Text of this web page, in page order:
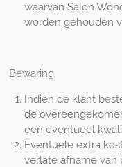
waarvan Salon
worden gehouden
Bewaring
Indien de klant
de
een eventueel
Eventuele extra
verlate afname